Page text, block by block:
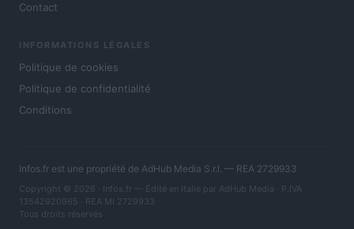
Contact
INFORMATIONS LÉGALES
Politique de cookies
Politique de confidentialité
Conditions
Infos.fr est une propriété de AdHub Media S.r.l. — REA 2729933
Copyright © 2026 · Infos.fr — Édité en Italie par AdHub Media · P.IVA
13542920965 · REA MI 2729933
Tous droits réservés